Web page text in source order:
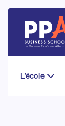
content
L’école